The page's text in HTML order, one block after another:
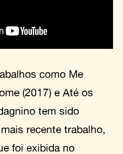
como Me
(2017) e Até os
tem sido
recente trabalho,
foi exibida no